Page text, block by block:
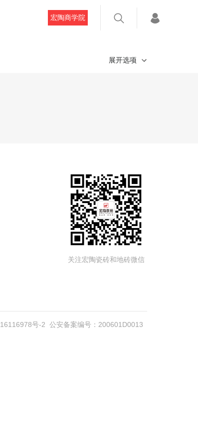
宏陶商学院
展开选项
关注宏陶瓷砖和地砖微信
号-2 公安备案编号：200601D0013